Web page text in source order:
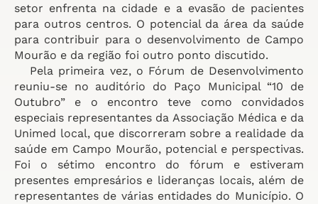
setor enfrenta na cidade e a evasão de pacientes
para outros centros. O potencial da área da saúde
para contribuir para o desenvolvimento de Campo
Mourão e da região foi outro ponto discutido.
Pela primeira vez, o Fórum de Desenvolvimento
reuniu-se no auditório do Paço Municipal “10 de
Outubro” e o encontro teve como convidados
especiais representantes da Associação Médica e da
Unimed local, que discorreram sobre a realidade da
saúde em Campo Mourão, potencial e perspectivas.
Foi o sétimo encontro do fórum e estiveram
presentes empresários e lideranças locais, além de
representantes de várias entidades do Município. O